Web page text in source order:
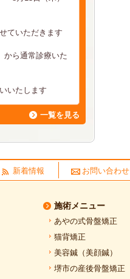
ていただきます
から通常診療いた
いたします
一覧を見る
新着情報 お問い合わせ
施術メニュー
あやの式骨盤矯正
猫背矯正
美容鍼（美顔鍼）
堺市の産後骨盤矯正